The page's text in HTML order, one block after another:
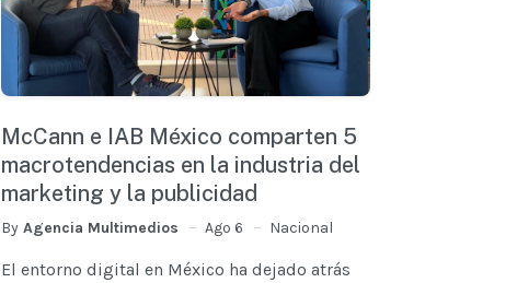
McCann e IAB México comparten 5
macrotendencias en la industria del
marketing y la publicidad
By Agencia Multimedios Ago 6 Nacional
El entorno digital en México ha dejado atrás